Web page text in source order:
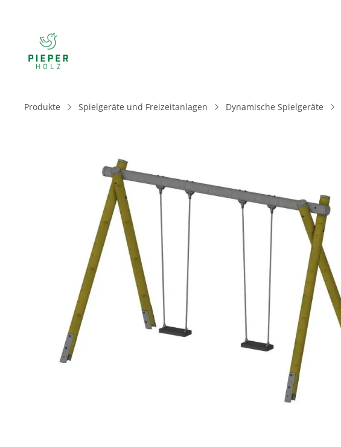
Produkte Spielgeräte und Freizeitanlagen Dynamische Spielgeräte
Bildergalerie überspringen